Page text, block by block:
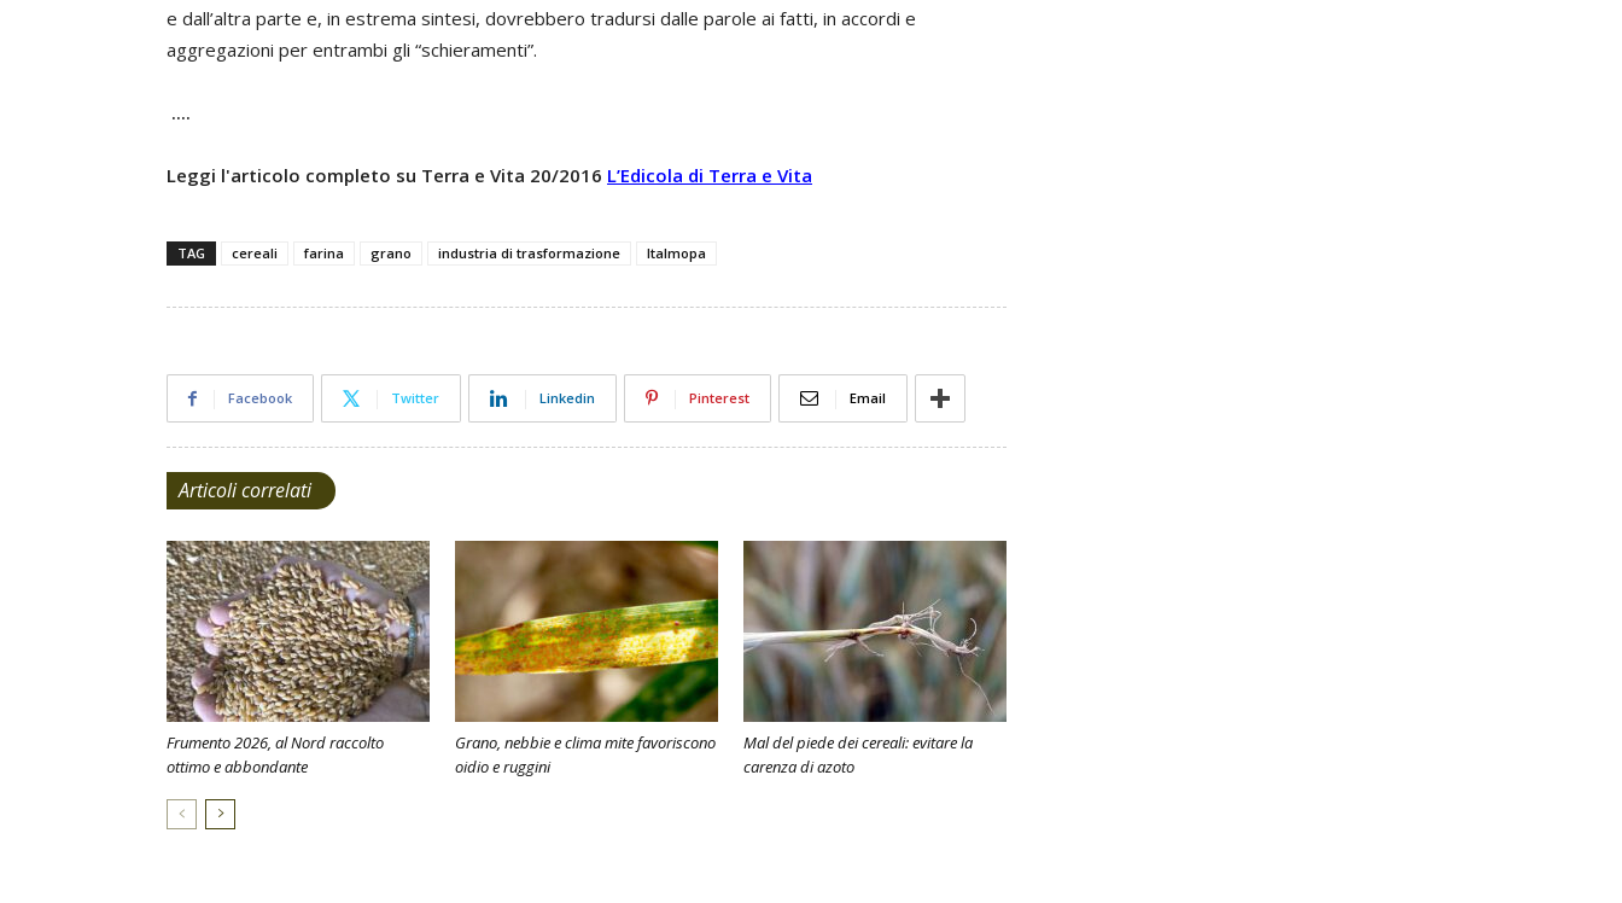
e dall’altra parte e, in estrema sintesi, dovrebbero tradursi dalle parole ai fatti, in accordi e
aggregazioni per entrambi gli “schieramenti”.
....
Leggi l'articolo completo su Terra e Vita 20/2016 L’Edicola di Terra e Vita
TAG cereali farina grano industria di trasformazione Italmopa
Facebook Twitter Linkedin Pinterest Email
Articoli correlati
Frumento 2026, al Nord raccolto
ottimo e abbondante
Grano, nebbie e clima mite favoriscono
oidio e ruggini
Mal del piede dei cereali: evitare la
carenza di azoto